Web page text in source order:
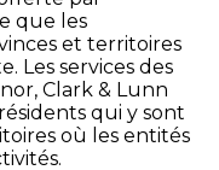
que les
et territoires
Les services des
Clark & Lunn
qui y sont
où les entités